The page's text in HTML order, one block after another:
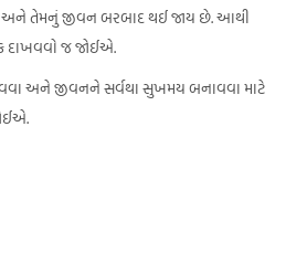
અને તેમનું જીવન બરબાદ થઈ જાય છે. આથી
દાખવવો જ જોઈએ.
અને જીવનને સર્વથા સુખમય બનાવવા માટે